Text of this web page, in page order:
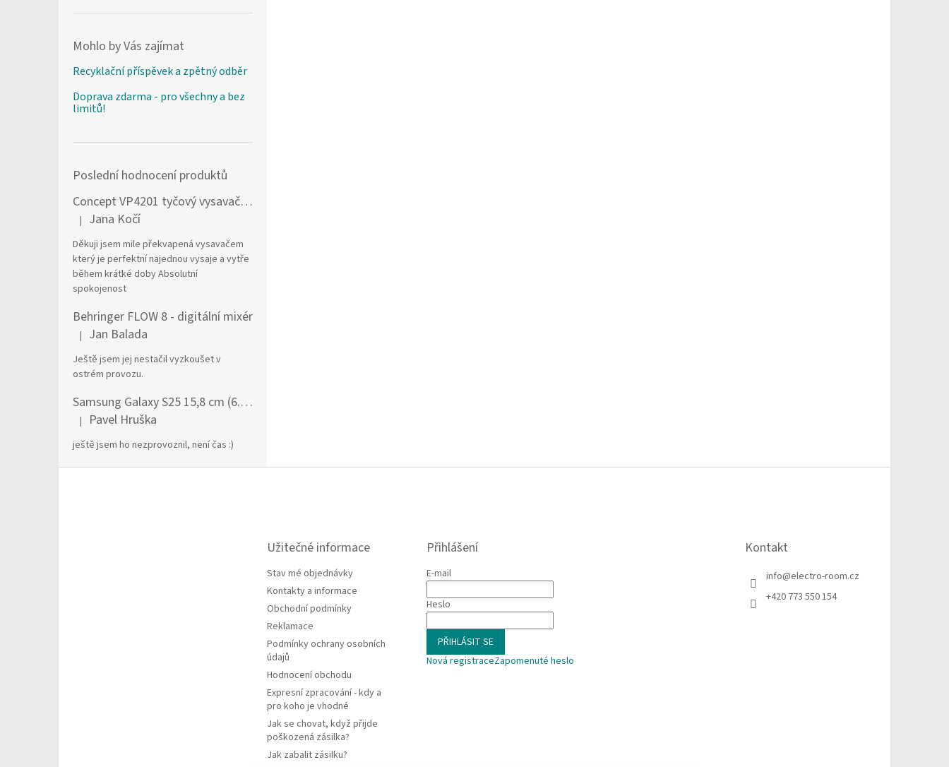
Mohlo by Vás zajímat
Recyklační příspěvek a zpětný odběr
Doprava zdarma - pro všechny a bez
limitů!
Poslední hodnocení produktů
Concept VP4201 tyčový vysavač / elektrický smeták Tyčový vysavač 2 v 1 AC Suché a mokré Bezsáčkové 0,6 l 90 W Černá, Stříbrná
Hodnocení produktu je 5 z 5 hvězdiček.
| Jana Kočí
Děkuji jsem mile překvapená vysavačem
který je perfektní najednou vysaje a vytře
během krátké doby Absolutní
spokojenost
Behringer FLOW 8 - digitální mixér
Hodnocení produktu je 5 z 5 hvězdiček.
| Jan Balada
Ještě jsem jej nestačil vyzkoušet v
ostrém provozu.
Samsung Galaxy S25 15,8 cm (6.2") Dual SIM Android 15 5G USB typu C 12 GB 256 GB 4000 mAh Námořnická modrá
Hodnocení produktu je 1 z 5 hvězdiček.
| Pavel Hruška
ještě jsem ho nezprovoznil, není čas :)
Užitečné informace
Stav mé objednávky
Kontakty a informace
Obchodní podmínky
Reklamace
Podmínky ochrany osobních
údajů
Hodnocení obchodu
Expresní zpracování - kdy a
pro koho je vhodné
Jak se chovat, když přijde
poškozená zásilka?
Jak zabalit zásilku?
Přihlášení
E-mail
Heslo
PŘIHLÁSIT SE
Nová registraceZapomenuté heslo
Kontakt
info@electro-room.cz
+420 773 550 154